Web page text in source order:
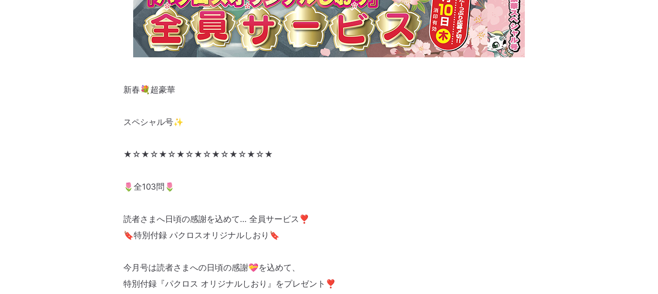
新春💐超豪華
スペシャル号✨
★☆★☆★☆★☆★☆★☆★☆★☆★
🌷全103問🌷
読者さまへ日頃の感謝を込めて… 全員サービス❣️
🔖特別付録 パクロスオリジナルしおり🔖
今月号は読者さまへの日頃の感謝💝を込めて、
特別付録『パクロス オリジナルしおり』をプレゼント❣️